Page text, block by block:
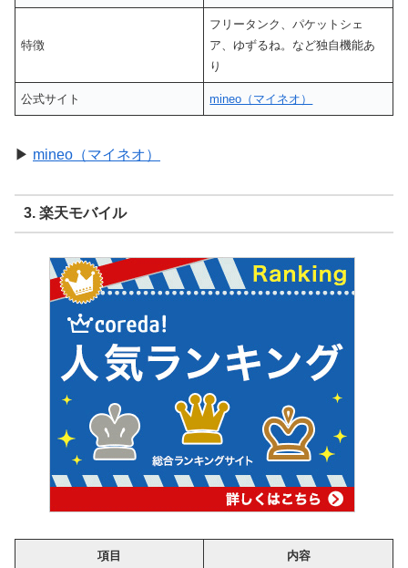
特徴
フリータンク、パケットシェ
ア、ゆずるね。など独自機能あ
り
公式サイト mineo（マイネオ）
▶ mineo（マイネオ）
3. 楽天モバイル
項目 内容